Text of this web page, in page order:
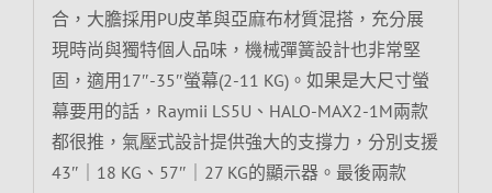
合，大膽採用PU皮革與亞麻布材質混搭，充分展
現時尚與獨特個人品味，機械彈簧設計也非常堅
固，適用17″-35″螢幕(2-11 KG)。如果是大尺寸螢
幕要用的話，Raymii LS5U、HALO-MAX2-1M兩款
都很推，氣壓式設計提供強大的支撐力，分別支援
43″｜18 KG、57″｜27 KG的顯示器。最後兩款